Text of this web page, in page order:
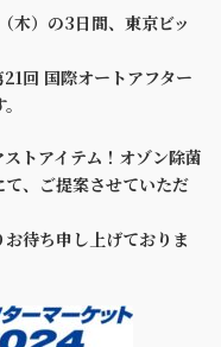
木）の3日間、東京ビッ
21回 国際オートアフター
トアイテム！オゾン除菌
、ご提案させていただ
待ち申し上げておりま